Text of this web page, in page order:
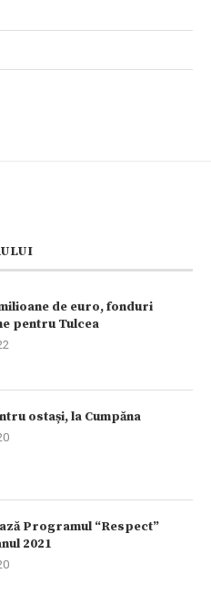
de euro, fonduri
pentru Tulcea
ostași, la Cumpăna
Programul “Respect”
2021